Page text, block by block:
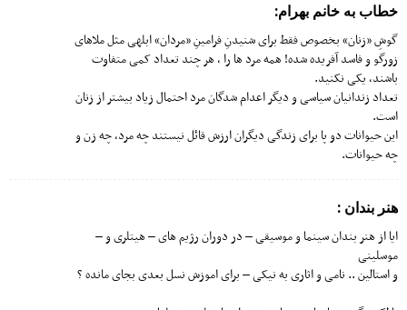
خطاب به خانم بهرام:
گوشِ «زنان» بخصوص فقط برای شنیدنِ فرامینِ «مردان» ابلهی مثل ملاهای
زورگو و فاسد آفریده شده! همه مرد ها را ، هر چند تعداد کمی متفاوت
باشند، یکی نکنید.
تعداد زندانیان سیاسی و دیگر اعدام شدگان مرد احتمال زیاد بیشتر از زنان
است.
این حیوانات دو پا برای زندگی دیگران ارزش قائل نیستند چه مرد، چه زن و
چه حیوانات.
هنر بندان :
ایا از هنر بندان سینما و موسیقی – در دوران رژیم های – هیتلری و –
موسلینی
و استالین .. نامی و اثاری به نیکی – برای اموزش نسل بعدی بجای مانده ؟